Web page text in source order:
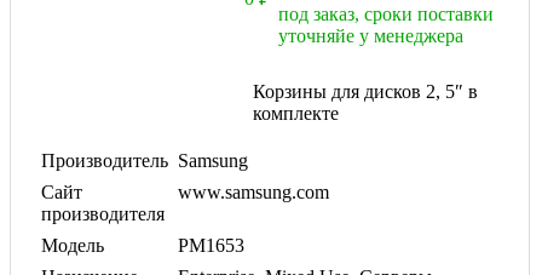
под заказ, сроки поставки
уточняйе у менеджера
Корзины для дисков 2, 5″ в
комплекте
Производитель Samsung
Сайт
производителя
www.samsung.com
Модель
PM1653